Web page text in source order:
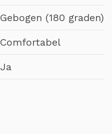
Gebogen (180 graden)
Comfortabel
Ja